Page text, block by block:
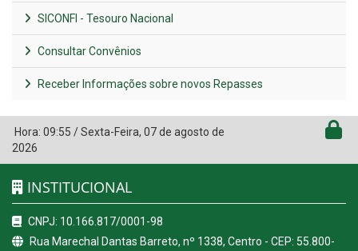
SICONFI - Tesouro Nacional
Consultar Convênios
Receber Informações sobre novos Repasses
Hora: 09:55 /Sexta-Feira, 07 de agosto de
2026
INSTITUCIONAL
CNPJ: 10.166.817/0001-98
Rua Marechal Dantas Barreto, nº 1338, Centro - CEP: 55.800-